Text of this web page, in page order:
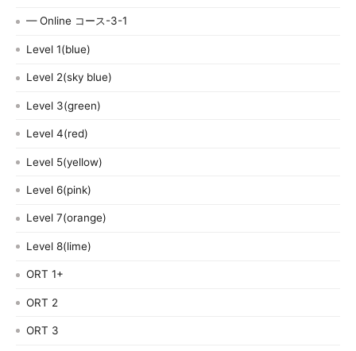
— Online コース-3-1
Level 1(blue)
Level 2(sky blue)
Level 3(green)
Level 4(red)
Level 5(yellow)
Level 6(pink)
Level 7(orange)
Level 8(lime)
ORT 1+
ORT 2
ORT 3